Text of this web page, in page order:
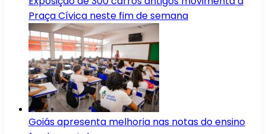
Praça Cívica neste fim de semana
Goiás apresenta melhoria nas notas do ensino